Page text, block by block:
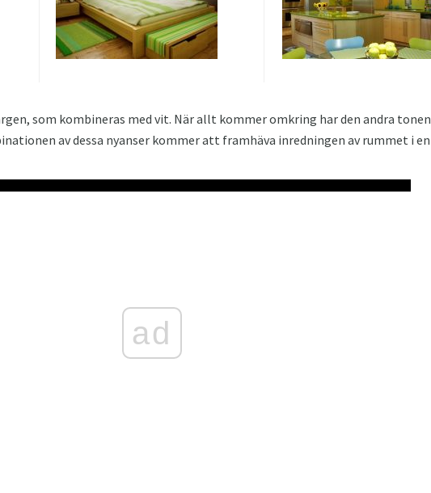
som kombineras med vit. När allt kommer omkring har den andra
av dessa nyanser kommer att framhäva inredningen av rummet i
ad